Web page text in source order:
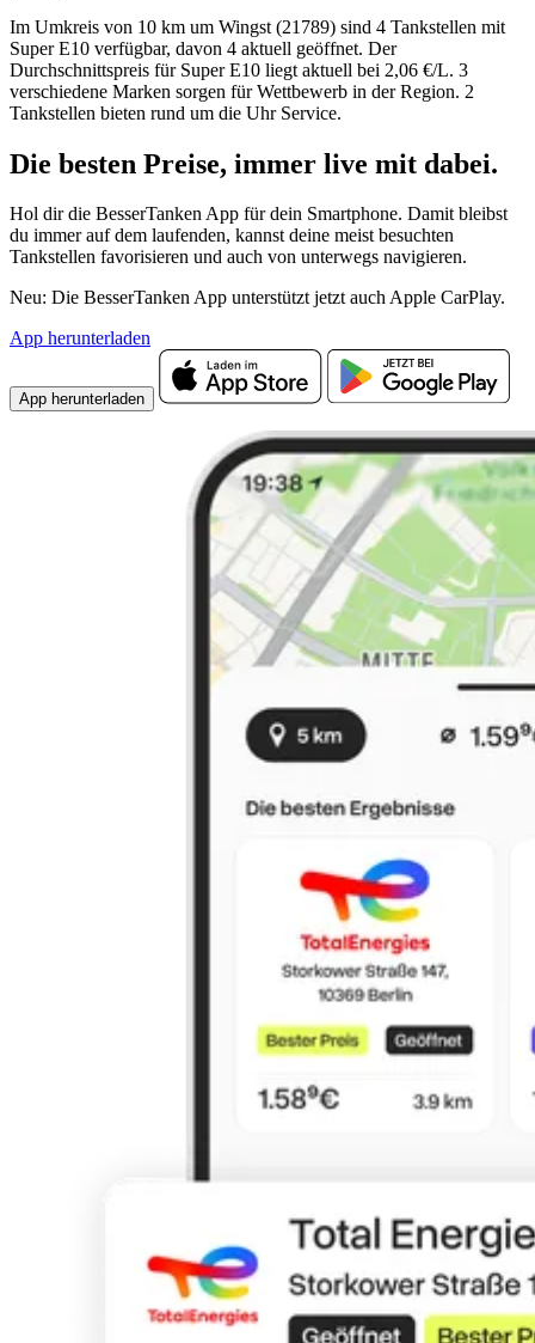
Im Umkreis von 10 km um Wingst (21789) sind 4 Tankstellen mit
Super E10 verfügbar, davon 4 aktuell geöffnet. Der
Durchschnittspreis für Super E10 liegt aktuell bei 2,06 €/L. 3
verschiedene Marken sorgen für Wettbewerb in der Region. 2
Tankstellen bieten rund um die Uhr Service.
Die besten Preise, immer live mit dabei.
Hol dir die BesserTanken App für dein Smartphone. Damit bleibst
du immer auf dem laufenden, kannst deine meist besuchten
Tankstellen favorisieren und auch von unterwegs navigieren.
Neu: Die BesserTanken App unterstützt jetzt auch Apple CarPlay.
App herunterladen
App herunterladen